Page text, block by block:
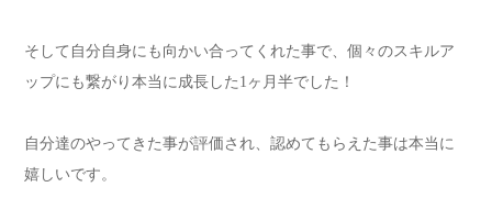
そして自分自身にも向かい合ってくれた事で、個々のスキルア
ップにも繋がり本当に成長した 1 ヶ月半でした！
自分達のやってきた事が評価され、認めてもらえた事は本当に
嬉しいです。